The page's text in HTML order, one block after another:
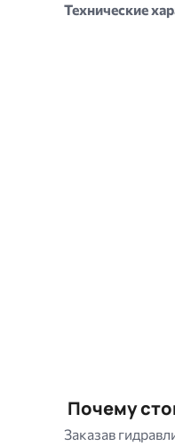
Технические
Почему
Заказав